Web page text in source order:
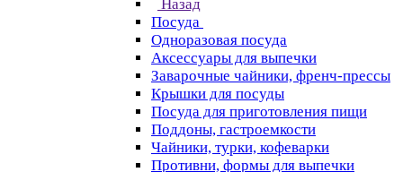
Назад
Посуда
Одноразовая посуда
Аксессуары для выпечки
Заварочные чайники, френч-прессы
Крышки для посуды
Посуда для приготовления пищи
Поддоны, гастроемкости
Чайники, турки, кофеварки
Противни, формы для выпечки